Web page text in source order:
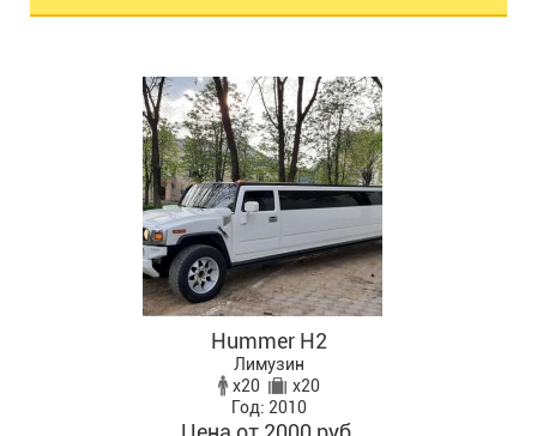
Hummer H2
Лимузин
x20
x20
Год: 2010